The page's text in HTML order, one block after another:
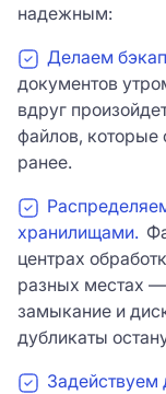
надежным:
Делаем
документов
вдруг
файлов, которые
ранее.
хранилищами.
центрах
разных местах
замыкание и
дубликаты
Задействуем